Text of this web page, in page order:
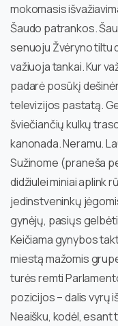
mokomasis
Šaudo patrankos.
senuoju Žvėryno tiltu
važiuoja tankai. Kur
padarė posūkį
televizijos pastatą.
šviečiančių kulkų
kanonada. Neramu.
Sužinome (praneša
didžiulei miniai aplink
jedinstveninkų
gynėjų, pasiųs
Keičiama gynybos
miestą mažomis
turės remti
pozicijos – dalis vyrų
Neaišku, kodėl, esant